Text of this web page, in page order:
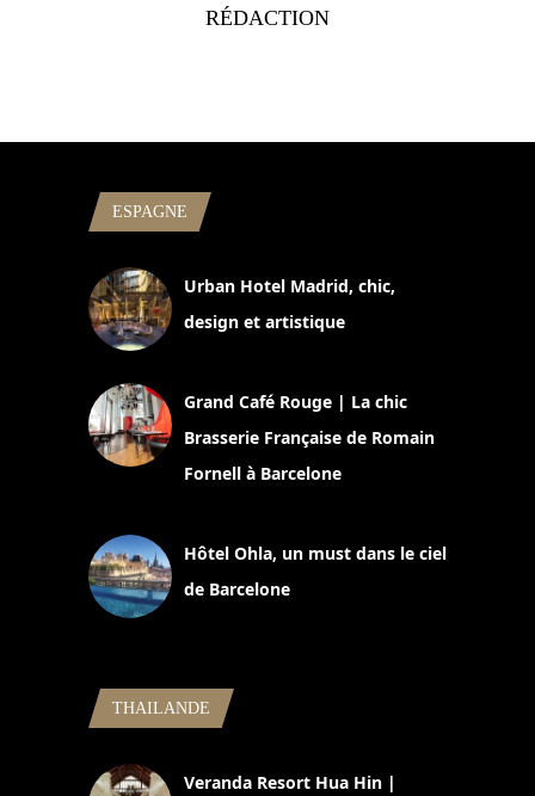
RÉDACTION
ESPAGNE
Urban Hotel Madrid, chic,
design et artistique
Grand Café Rouge | La chic
Brasserie Française de Romain
Fornell à Barcelone
Hôtel Ohla, un must dans le ciel
de Barcelone
THAILANDE
Veranda Resort Hua Hin |